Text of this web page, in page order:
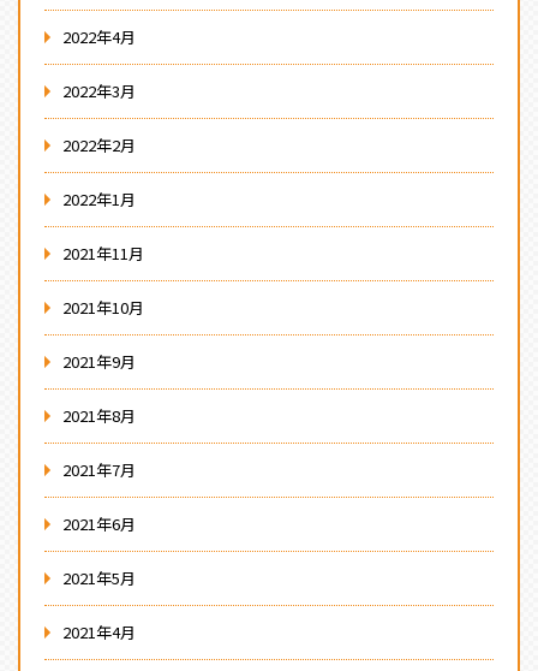
2022年4月
2022年3月
2022年2月
2022年1月
2021年11月
2021年10月
2021年9月
2021年8月
2021年7月
2021年6月
2021年5月
2021年4月